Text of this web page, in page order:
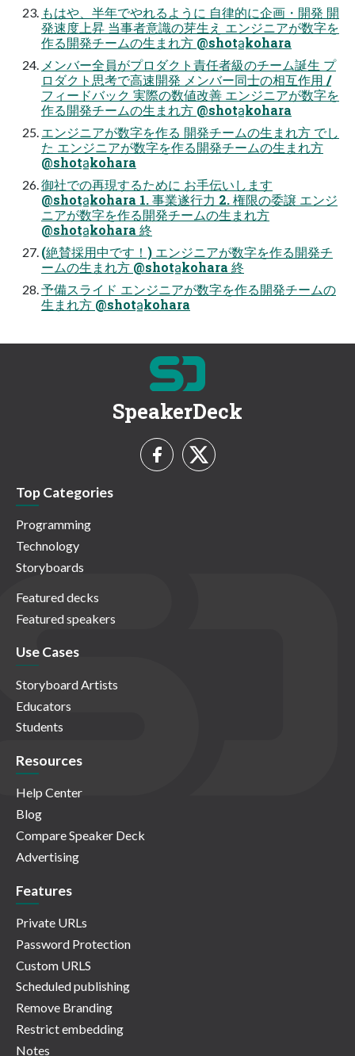
もはや、半年でやれるように 自律的に企画・開発 開
発速度上昇 当事者意識の芽生え エンジニアが数字を
作る開発チームの生まれ方 @shota̲kohara
メンバー全員がプロダクト責任者級のチーム誕生 プ
ロダクト思考で高速開発 メンバー同士の相互作用 /
フィードバック 実際の数値改善 エンジニアが数字を
作る開発チームの生まれ方 @shota̲kohara
エンジニアが数字を作る 開発チームの生まれ方 でし
た エンジニアが数字を作る開発チームの生まれ方
@shota̲kohara
御社での再現するために お手伝いします
@shota̲kohara 1. 事業遂行力 2. 権限の委譲 エンジ
ニアが数字を作る開発チームの生まれ方
@shota̲kohara 終
(絶賛採用中です！) エンジニアが数字を作る開発チ
ームの生まれ方 @shota̲kohara 終
予備スライド エンジニアが数字を作る開発チームの
生まれ方 @shota̲kohara
SpeakerDeck
Top Categories
Programming
Technology
Storyboards
Featured decks
Featured speakers
Use Cases
Storyboard Artists
Educators
Students
Resources
Help Center
Blog
Compare Speaker Deck
Advertising
Features
Private URLs
Password Protection
Custom URLS
Scheduled publishing
Remove Branding
Restrict embedding
Notes